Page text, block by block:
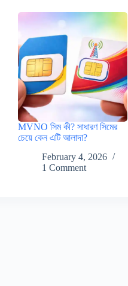
MVNO সিম কী? সাধারণ সিমের
চেয়ে কেন এটি আলাদা?
February 4, 2026
1 Comment